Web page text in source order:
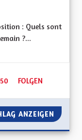
: Quels sont
?...
50 50 FOLLOWER
FOLGEN
DES LIVRES ET
ANZEIGEN DES